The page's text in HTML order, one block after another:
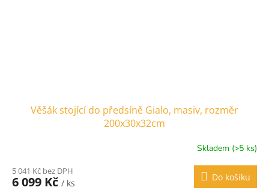
Věšák stojící do předsíně Gialo, masiv, rozměr
200x30x32cm
Skladem (>5 ks)
5 041 Kč bez DPH
6 099 Kč / ks
Do košíku